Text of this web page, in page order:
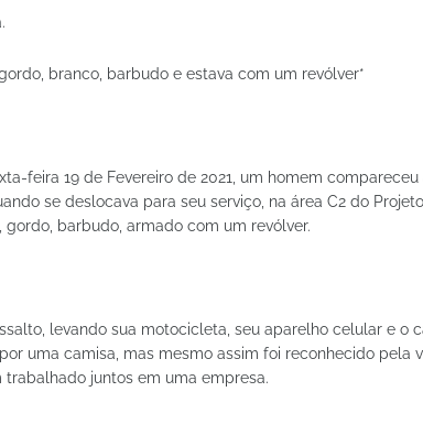
branco, barbudo e estava com um revólver*
feira 19 de Fevereiro de 2021, um homem
se deslocava para seu serviço, na área C2 do
gordo, barbudo, armado com um revólver.
levando sua motocicleta, seu aparelho celular e o
uma camisa, mas mesmo assim foi reconhecido pela
trabalhado juntos em uma empresa.